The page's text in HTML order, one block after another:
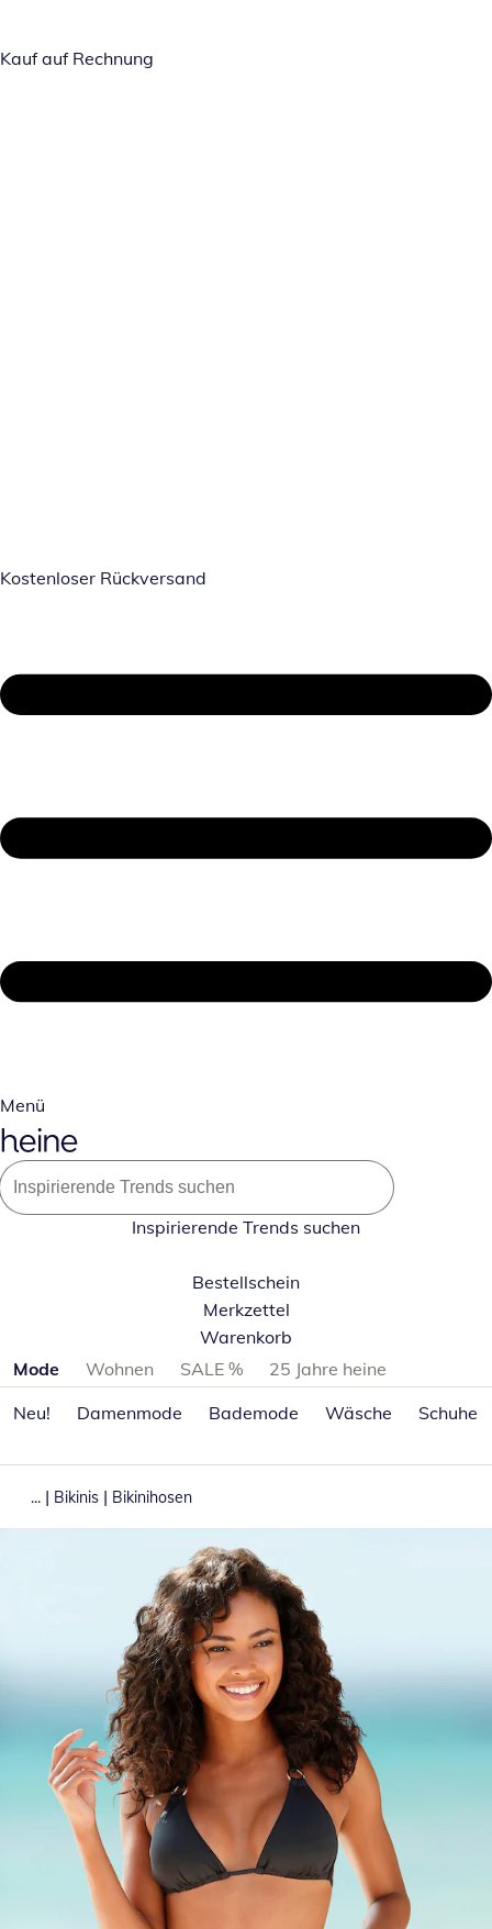
Kauf auf Rechnung
Kostenloser Rückversand
Menü
Inspirierende Trends suchen
Bestellschein
Merkzettel
Warenkorb
Produktkategorien überspringen
Mode Wohnen SALE %
25 Jahre heine
Neu!
Damenmode Bademode Wäsche Schuhe
... | Bikinis | Bikinihosen